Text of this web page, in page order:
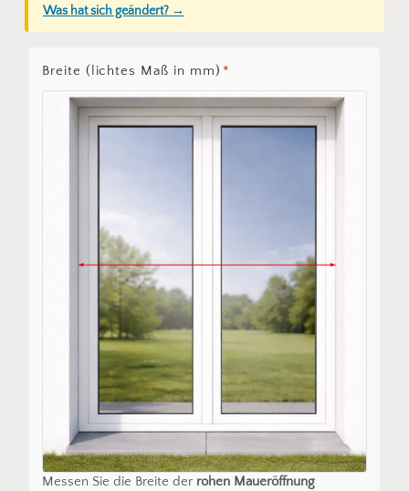
Was hat sich geändert? →
Breite (lichtes Maß in mm) *
Messen Sie die Breite der rohen Maueröffnung